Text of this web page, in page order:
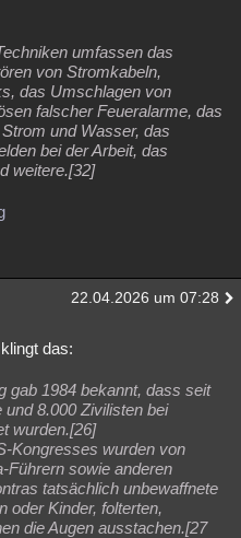
umfassen das
von Stromkabeln,
das Umschlagen von
falscher Feueralarme, das
und Wasser, das
bei der Arbeit, das
weitere.[32]
22.04.2026 um 07:28
das:
gab 1984 bekannt, dass seit
und 8.000 Zivilisten bei
wurden.[26]
Kongresses wurden von
Führern sowie anderen
tatsächlich unbewaffnete
oder Kinder, folterten,
die Augen ausstachen.[27